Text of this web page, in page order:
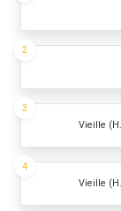
2
Vieille
3
Vieille
4